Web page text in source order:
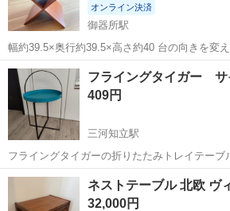
オンライン決済
御器所駅
幅約39.5×奥行約39.5×高さ約40 台の向きを変えると雰囲気がかわるの
でお好みに合わせてお使いいただけます！ とても気に入って使ってい
たので傷汚れありますが物をディスプレイする
ます。 ※オンラ...
愛知 名古屋市 御器所駅 テーブル
フライングタイガー サ
409円
三河知立駅
フライングタイガーの折りたたみトレイテーブ
イズブルーの天板が特徴です。 サイズは画像ご確認ください。 自宅で
半年間使用しました。新品ではないので汚れや
い。
愛知 知立市 三河知立駅 テーブル
ネストテーブル 北欧 ヴ
32,000円